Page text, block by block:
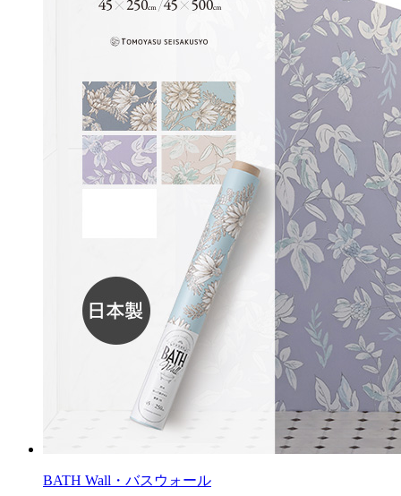
BATH Wall・バスウォール